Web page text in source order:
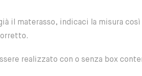
il materasso, indicaci la misura
realizzato con o senza box